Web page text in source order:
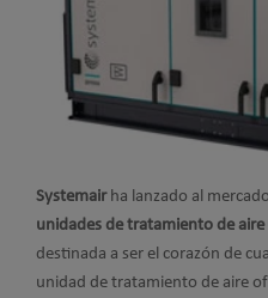
Systemair ha lanzado al
unidades de tratamiento de aire
destinada a ser el corazón de
unidad de tratamiento de aire